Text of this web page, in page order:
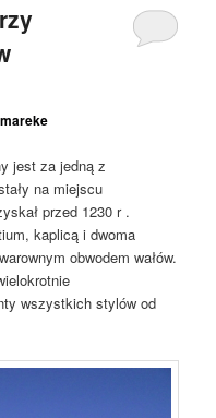
mareke
jest za jedną z
na miejscu
przed 1230 r .
kaplicą i dwoma
obwodem wałów.
wszystkich stylów od